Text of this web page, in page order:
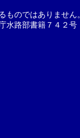
ものではありませ
水路部書籍７４２